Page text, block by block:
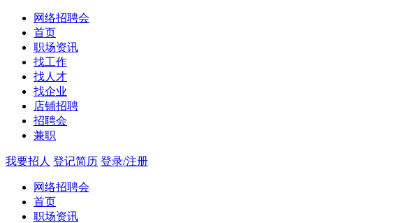
网络招聘会
首页
职场资讯
找工作
找人才
找企业
店铺招聘
招聘会
兼职
我要招人 登记简历 登录/注册
网络招聘会
首页
职场资讯